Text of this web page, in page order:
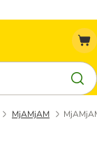
MjAMjAM